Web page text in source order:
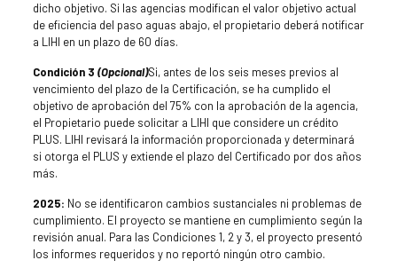
dicho objetivo. Si las agencias modifican el valor objetivo actual
de eficiencia del paso aguas abajo, el propietario deberá notificar
a LIHI en un plazo de 60 días.
Condición 3 (Opcional)Si, antes de los seis meses previos al
vencimiento del plazo de la Certificación, se ha cumplido el
objetivo de aprobación del 75% con la aprobación de la agencia,
el Propietario puede solicitar a LIHI que considere un crédito
PLUS. LIHI revisará la información proporcionada y determinará
si otorga el PLUS y extiende el plazo del Certificado por dos años
más.
2025: No se identificaron cambios sustanciales ni problemas de
cumplimiento. El proyecto se mantiene en cumplimiento según la
revisión anual. Para las Condiciones 1, 2 y 3, el proyecto presentó
los informes requeridos y no reportó ningún otro cambio.